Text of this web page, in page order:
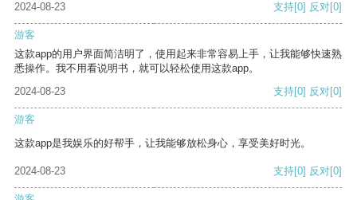
2024-08-23
支持[0] 反对[0]
游客
这款app的用户界面简洁明了，使用起来非常容易上手，让我能够快速熟
悉操作。我不用看说明书，就可以轻松使用这款app。
2024-08-23
支持[0] 反对[0]
游客
这款app是我娱乐的好帮手，让我能够放松身心，享受美好时光。
2024-08-23 支持[0] 反对[0]